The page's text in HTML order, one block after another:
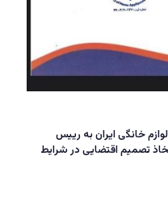
خانگی ایران به رییس
تصمیم اقتضایی در شرایط